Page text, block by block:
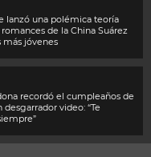
lanzó una polémica teoría
de la China Suárez
jóvenes
recordó el cumpleaños de
video: “Te